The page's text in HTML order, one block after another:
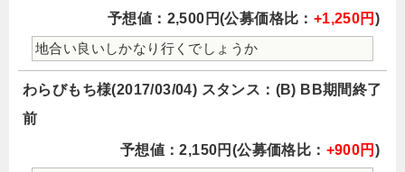
予想値：2,500円(公募価格比： +1,250円 )
地合い良いしかなり行くでしょうか
わらびもち様(2017/03/04) スタンス：(B) BB期間終了
前
予想値：2,150円(公募価格比： +900円 )